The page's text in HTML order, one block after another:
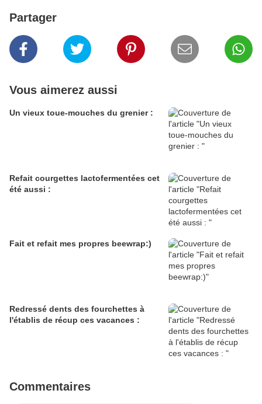
Partager
Vous aimerez aussi
Un vieux toue-mouches du grenier :
Refait courgettes lactofermentées cet
été aussi :
Fait et refait mes propres beewrap:)
Redressé dents des fourchettes à
l'établis de récup ces vacances :
Commentaires